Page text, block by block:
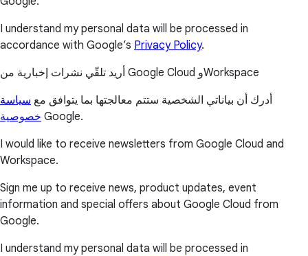
I understand my personal data will be processed in
accordance with Google’s Privacy Policy.
أريد تلقّي نشرات إخبارية من Google Cloud وWorkspace
أدرك أن بياناتي الشخصية ستتم معالجتها بما يتوافق مع سياسة
خصوصية Google.
I would like to receive newsletters from Google Cloud and
Workspace.
Sign me up to receive news, product updates, event
information and special offers about Google Cloud from
Google.
I understand my personal data will be processed in